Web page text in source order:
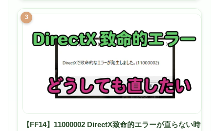
3
【FF14】11000002 DirectX致命的エラーが直らない時